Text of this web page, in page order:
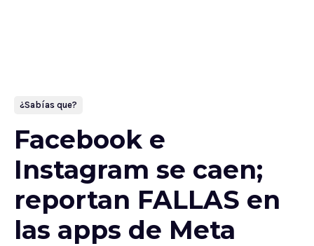
¿Sabías que?
Facebook e
Instagram se caen;
reportan FALLAS en
las apps de Meta